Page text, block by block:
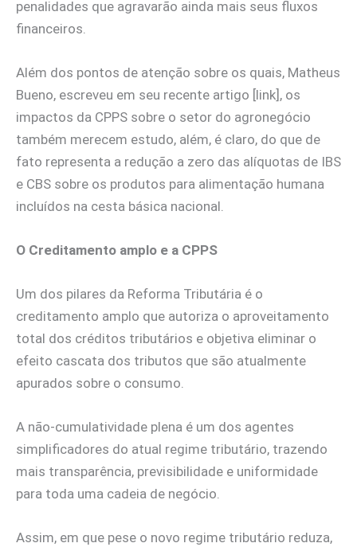
penalidades que agravarão ainda mais seus fluxos
financeiros.
Além dos pontos de atenção sobre os quais, Matheus
Bueno, escreveu em seu recente artigo [link], os
impactos da CPPS sobre o setor do agronegócio
também merecem estudo, além, é claro, do que de
fato representa a redução a zero das alíquotas de IBS
e CBS sobre os produtos para alimentação humana
incluídos na cesta básica nacional.
O Creditamento amplo e a CPPS
Um dos pilares da Reforma Tributária é o
creditamento amplo que autoriza o aproveitamento
total dos créditos tributários e objetiva eliminar o
efeito cascata dos tributos que são atualmente
apurados sobre o consumo.
A não-cumulatividade plena é um dos agentes
simplificadores do atual regime tributário, trazendo
mais transparência, previsibilidade e uniformidade
para toda uma cadeia de negócio.
Assim, em que pese o novo regime tributário reduza,